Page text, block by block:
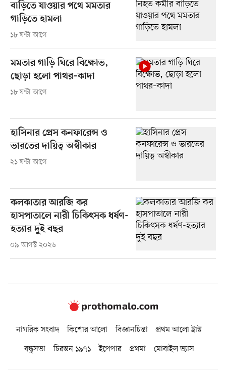
বাড়িতে যাওয়ার পথে মমতার
গাড়িতে হামলা
১৮ ঘণ্টা আগে
মমতার গাড়ি ঘিরে বিক্ষোভ,
ছোড়া হলো পাথর–কাদা
১৮ ঘণ্টা আগে
হাসিনার প্রেস কনফারেন্স ও
ভারতের দায়িত্ব অস্বীকার
২১ ঘণ্টা আগে
কলকাতার আরজি কর
হাসপাতালে নারী চিকিৎসক ধর্ষণ-
হত্যার দুই বছর
০৯ আগস্ট ২০২৬
নাগরিক সংবাদ কিশোর আলো বিজ্ঞানচিন্তা
প্রথম আলো ট্রাস্ট
বন্ধুসভা
চিরন্তন ১৯৭১ ইপেপার প্রথমা মোবাইল ভ্যাস